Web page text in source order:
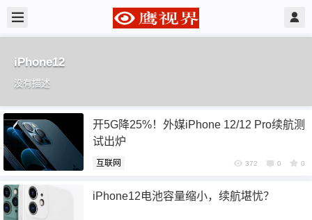
iPhone12
没有描述
开5G降25%！外媒iPhone 12/12 Pro续航测
试出炉
互联网 372 0 0
iPhone12电池容量缩小，续航堪忧？